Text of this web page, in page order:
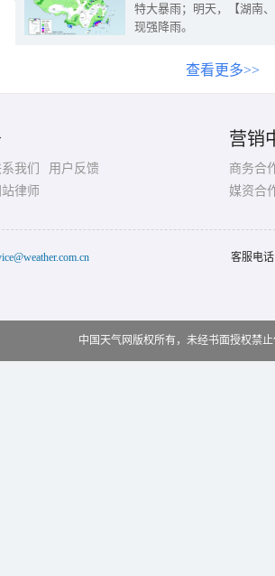
特大暴雨；明天，【湖南
现强降雨。
查看更多>>
我们
用户反馈
站律师
营销
商务合
媒资合
客服电
中国天气网版权所有，未经书面授权